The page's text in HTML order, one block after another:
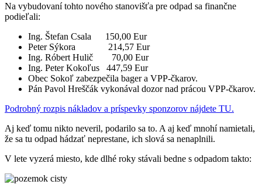
Na vybudovaní tohto nového stanovišťa pre odpad sa finančne
podieľali:
Ing. Štefan Csala 150,00 Eur
Peter Sýkora 214,57 Eur
Ing. Róbert Hulič 70,00 Eur
Ing. Peter Kokoľus 447,59 Eur
Obec Sokoľ zabezpečila bager a VPP-čkarov.
Pán Pavol Hreščák vykonával dozor nad prácou VPP-čkarov.
Podrobný rozpis nákladov a príspevky sponzorov nájdete TU.
Aj keď tomu nikto neveril, podarilo sa to. A aj keď mnohí namietali,
že sa tu odpad hádzať neprestane, ich slová sa nenaplnili.
V lete vyzerá miesto, kde dlhé roky stávali bedne s odpadom takto: